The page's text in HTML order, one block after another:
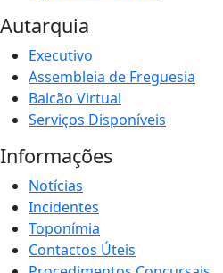
Autarquia
Executivo
Assembleia de Freguesia
Balcão Virtual
Serviços Disponíveis
Informações
Notícias
Incidentes
Toponímia
Contactos Úteis